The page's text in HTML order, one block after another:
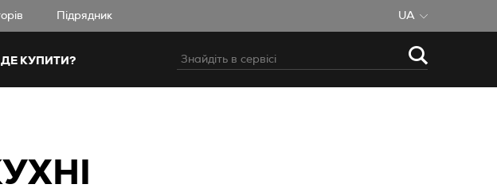
Підрядник UA
ДЕ КУПИТИ?